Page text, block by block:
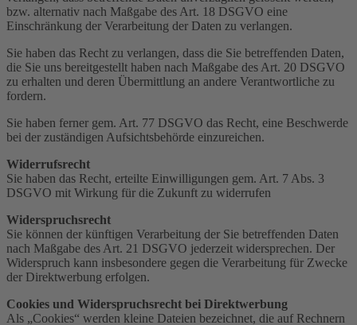
bzw. alternativ nach Maßgabe des Art. 18 DSGVO eine
Einschränkung der Verarbeitung der Daten zu verlangen.
Sie haben das Recht zu verlangen, dass die Sie betreffenden Daten,
die Sie uns bereitgestellt haben nach Maßgabe des Art. 20 DSGVO
zu erhalten und deren Übermittlung an andere Verantwortliche zu
fordern.
Sie haben ferner gem. Art. 77 DSGVO das Recht, eine Beschwerde
bei der zuständigen Aufsichtsbehörde einzureichen.
Widerrufsrecht
Sie haben das Recht, erteilte Einwilligungen gem. Art. 7 Abs. 3
DSGVO mit Wirkung für die Zukunft zu widerrufen
Widerspruchsrecht
Sie können der künftigen Verarbeitung der Sie betreffenden Daten
nach Maßgabe des Art. 21 DSGVO jederzeit widersprechen. Der
Widerspruch kann insbesondere gegen die Verarbeitung für Zwecke
der Direktwerbung erfolgen.
Cookies und Widerspruchsrecht bei Direktwerbung
Als „Cookies“ werden kleine Dateien bezeichnet, die auf Rechnern